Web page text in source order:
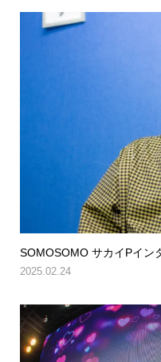
SOMOSOMO サカイPイン
2025.02.24